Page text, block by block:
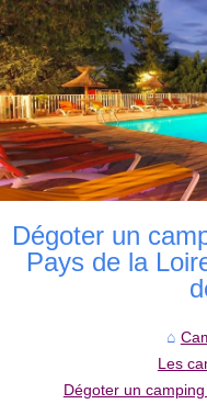
Dégoter un
Pays de la
Les
Dégoter un camping